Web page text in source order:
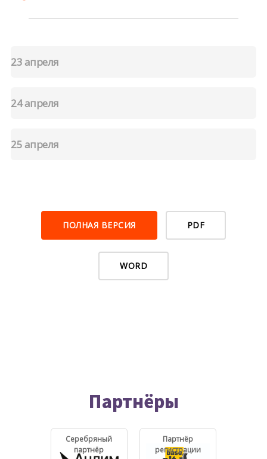
23 апреля
24 апреля
25 апреля
ПОЛНАЯ ВЕРСИЯ PDF
WORD
Партнёры
Серебряный
партнёр
Партнёр
регистрации